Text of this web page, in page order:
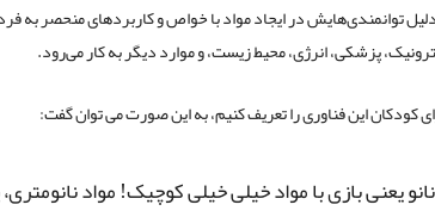
دلیل توانمندی‌هایش در ایجاد مواد با خواص و کاربردهای منحصر به
پزشکی، انرژی، محیط زیست، و موارد دیگر به کار می‌رود.
کودکان این فناوری را تعریف کنیم، به این صورت می توان گفت:
یعنی بازی با مواد خیلی خیلی کوچیک! مواد